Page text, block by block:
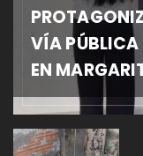
VÍA PÚBLICA
EN